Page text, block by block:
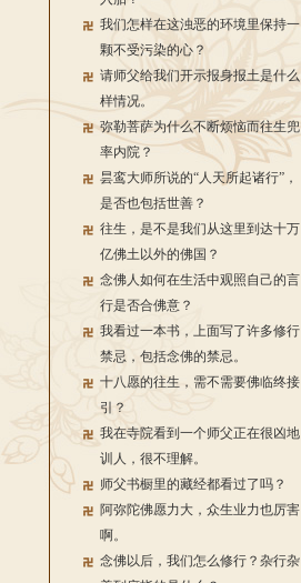
我们怎样在这浊恶的环境里保持一
颗不受污染的心？
请师父给我们开示报身报土是什么
样情况。
弥勒菩萨为什么不断烦恼而往生兜
率内院？
昙鸾大师所说的“人天所起诸行”，
是否也包括世善？
往生，是不是我们从这里到达十万
亿佛土以外的佛国？
念佛人如何在生活中观照自己的言
行是否合佛意？
我看过一本书，上面写了许多修行
禁忌，包括念佛的禁忌。
十八愿的往生，需不需要佛临终接
引？
我在寺院看到一个师父正在很凶地
训人，很不理解。
师父书橱里的藏经都看过了吗？
阿弥陀佛愿力大，众生业力也厉害
啊。
念佛以后，我们怎么修行？杂行杂